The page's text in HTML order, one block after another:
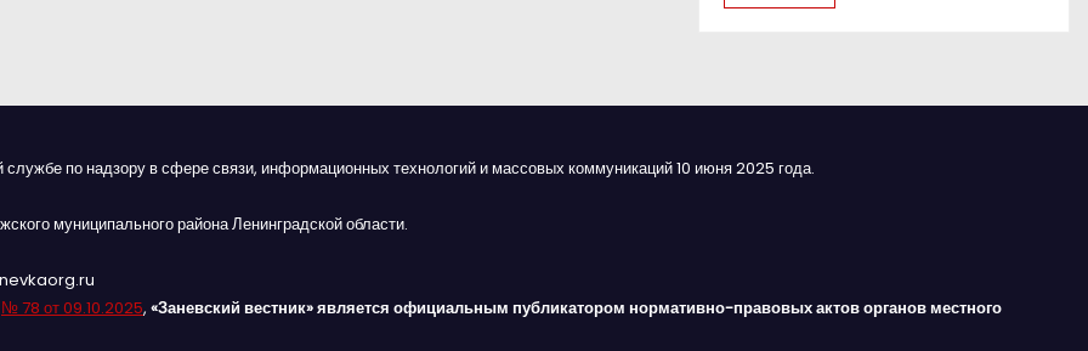
службе по надзору в сфере связи, информационных технологий и массовых коммуникаций 10 июня 2025 года.
муниципального района Ленинградской области.
№ 78 от 09.10.2025, «Заневский вестник» является официальным публикатором нормативно-правовых актов органов местного